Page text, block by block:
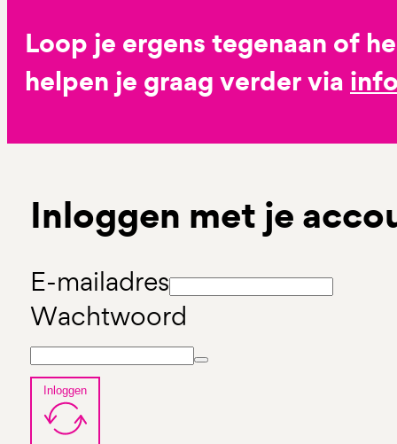
Loop je ergens tegenaan of
helpen je graag verder via
Inloggen met je
E-mailadres
Wachtwoord
Inloggen